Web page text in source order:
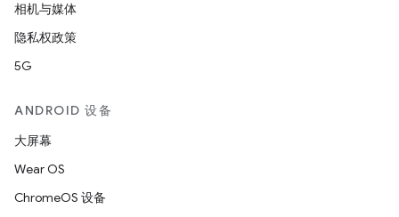
相机与媒体
隐私权政策
5G
ANDROID 设备
大屏幕
Wear OS
ChromeOS 设备